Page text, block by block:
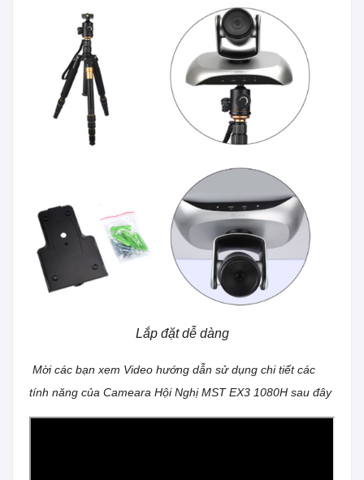
Lắp đặt dễ dàng
Mời các bạn xem Video hướng dẫn sử dụng chi tiết các
tính năng của Cameara Hội Nghị MST EX3 1080H sau đây